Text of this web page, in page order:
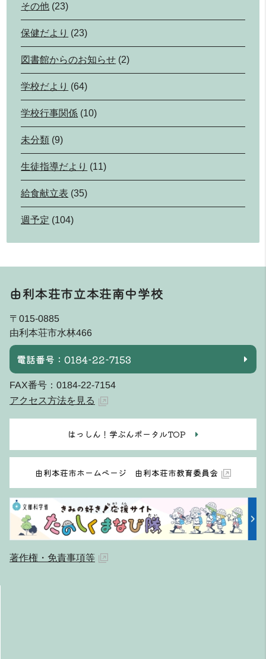
その他 (23)
保健だより (23)
図書館からのお知らせ (2)
学校だより (64)
学校行事関係 (10)
未分類 (9)
生徒指導だより (11)
給食献立表 (35)
週予定 (104)
由利本荘市立本荘南中学校
〒015-0885
由利本荘市水林466
電話番号：0184-22-7153
FAX番号：0184-22-7154
アクセス方法を見る
はっしん！学ぶんポータルTOP
由利本荘市ホームページ 由利本荘市教育委員会
著作権・免責事項等